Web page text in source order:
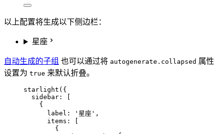
以上配置将生成以下侧边栏：
星座
自动生成的子组 也可以通过将 autogenerate.collapsed 属性
设置为 true 来默认折叠。
starlight ({
sidebar: [
{
label:
' 星座 ' ,
items: [
{